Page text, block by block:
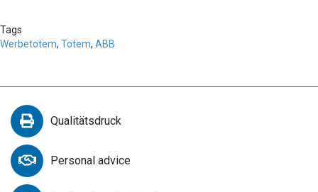
Tags
Werbetotem, Totem, ABB
Qualitätsdruck
Personal advice